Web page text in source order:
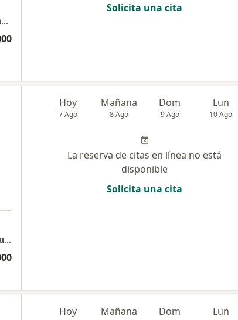
Consultorio privado , Comuna 10, Cali, Valle del Cauca
Solicita una cita
Consulta Privada de Psicología, Especialista en Adultos y Parejas. Dra Laura Marcela Muñoz Prado
Hoy
7 Ago
Mañana
8 Ago
Dom
9 Ago
Lun
10 Ago
La reserva de citas en línea no está
disponible
Solicita una cita
Hoy Mañana Dom Lun